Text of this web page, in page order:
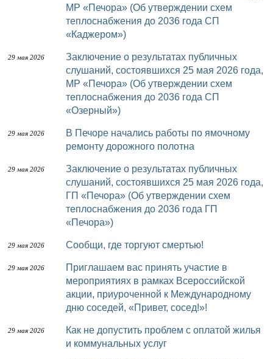
МР «Печора» (Об утверждении схем
теплоснабжения до 2036 года СП
«Каджером»)
29 мая 2026
Заключение о результатах публичных
слушаний, состоявшихся 25 мая 2026 года,
МР «Печора» (Об утверждении схем
теплоснабжения до 2036 года СП
«Озерный»)
29 мая 2026
В Печоре начались работы по ямочному
ремонту дорожного полотна
29 мая 2026
Заключение о результатах публичных
слушаний, состоявшихся 25 мая 2026 года,
ГП «Печора» (Об утверждении схем
теплоснабжения до 2036 года ГП
«Печора»)
29 мая 2026 Сообщи, где торгуют смертью!
29 мая 2026
Приглашаем вас принять участие в
мероприятиях в рамках Всероссийской
акции, приуроченной к Международному
дню соседей, «Привет, сосед!»!
29 мая 2026
Как не допустить проблем с оплатой жилья
и коммунальных услуг